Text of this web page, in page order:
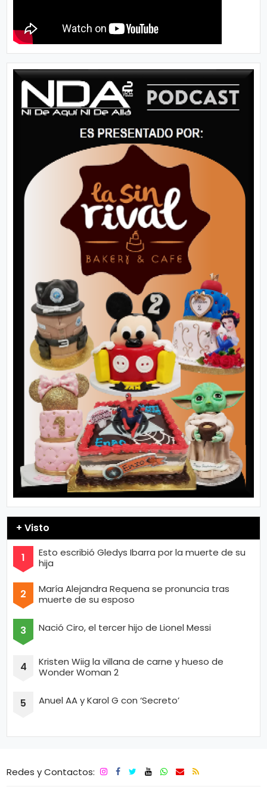
+ Visto
Esto escribió Gledys Ibarra por la muerte de su
hija
María Alejandra Requena se pronuncia tras
muerte de su esposo
Nació Ciro, el tercer hijo de Lionel Messi
Kristen Wiig la villana de carne y hueso de
Wonder Woman 2
Anuel AA y Karol G con ‘Secreto’
Redes y Contactos: